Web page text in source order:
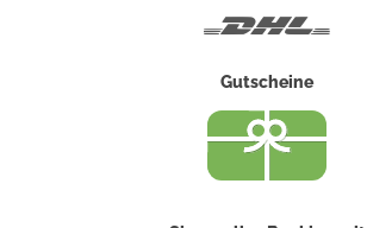
Gutscheine